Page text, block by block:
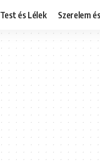
Test és Lélek Szerelem